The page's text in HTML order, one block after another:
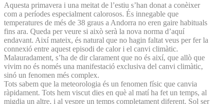
Aquesta primavera i una meitat de l’estiu s’han donat a conèixer
com a períodes especialment calorosos. És innegable que
temperatures de més de 38 graus a Andorra no eren gaire habituals
fins ara. Queda per veure si això serà la nova norma d’aquí
endavant. Així mateix, és natural que no hagin faltat veus per fer la
connexió entre aquest episodi de calor i el canvi climàtic.
Malauradament, s’ha de dir clarament que no és així, que allò que
vivim no és només una manifestació exclusiva del canvi climàtic,
sinó un fenomen més complex.
Tots sabem que la meteorologia és un fenomen físic que canvia
ràpidament. Tots hem viscut dies en què al matí ha fet un temps, al
migdia un altre, i al vespre un temps completament diferent. Sol ser